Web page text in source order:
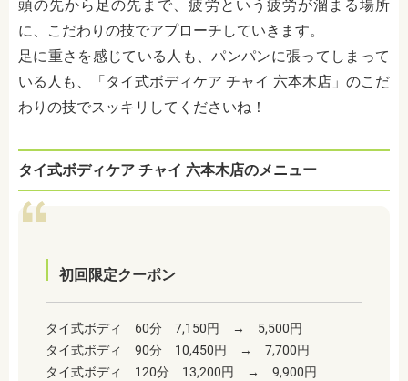
頭の先から足の先まで、疲労という疲労が溜まる場所
に、こだわりの技でアプローチしていきます。
足に重さを感じている人も、パンパンに張ってしまって
いる人も、「タイ式ボディケア チャイ 六本木店」のこだ
わりの技でスッキリしてくださいね！
タイ式ボディケア チャイ 六本木店のメニュー
初回限定クーポン
タイ式ボディ 60分 7,150円 → 5,500円
タイ式ボディ 90分 10,450円 → 7,700円
タイ式ボディ 120分 13,200円 → 9,900円